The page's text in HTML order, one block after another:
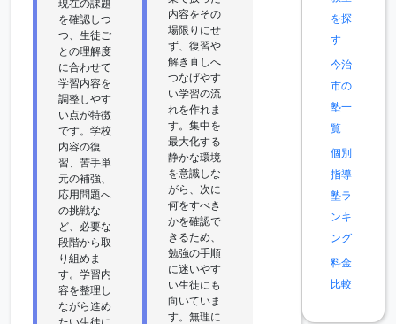
現在の課題
を確認しつ
つ、生徒ご
との理解度
に合わせて
学習内容を
調整しやす
い点が特徴
です。学校
内容の復
習、苦手単
元の補強、
応用問題へ
の挑戦な
ど、必要な
段階から取
り組めま
す。学習内
容を整理し
ながら進め
内容をその
場限りにせ
ず、復習や
解き直しへ
つなげやす
い学習の流
れを作れま
す。集中を
最大化する
静かな環境
を意識しな
がら、次に
何をすべき
かを確認で
きるため、
勉強の手順
に迷いやす
い生徒にも
向いていま
す。無理に
を探
す
今治
市の
塾一
覧
個別
指導
塾ラ
ンキ
ング
料金
比較